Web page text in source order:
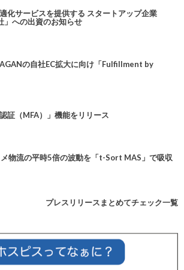
化サービスを提供する スタートアップ企業
」への出資のお知らせ
の自社EC拡大に向け「Fulfillment by
証（MFA）」機能をリリース
物流の平時5倍の波動を「t-Sort MAS」で吸収
プレスリリースまとめてチェック一覧